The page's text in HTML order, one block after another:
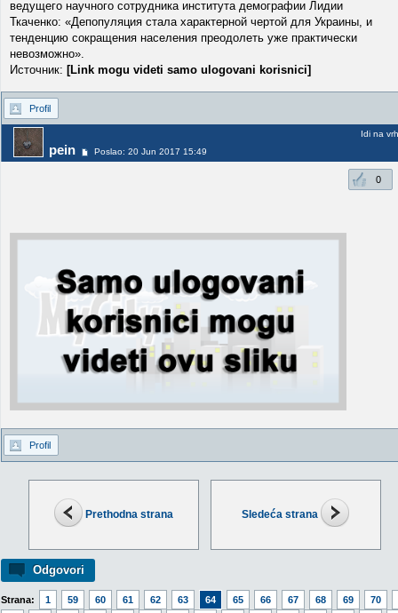
Prethodna strana Sledeća strana
Odgovori
Strana: 1 59 60 61 62 63 64 65 66 67 68 69
70
ведущего научного сотрудника института демографии Лидии
Ткаченко: «Депопуляция стала характерной чертой для Украины, и
тенденцию сокращения населения преодолеть уже практически
невозможно».
Источник: [Link mogu videti samo ulogovani korisnici]
Profil
pein Poslao: 20 Jun 2017 15:49
Idi na vrh
0
Profil